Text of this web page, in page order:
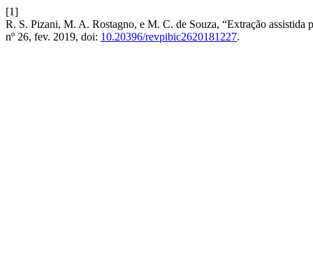
[1]
R. S. Pizani, M. A. Rostagno, e M. C. de Souza, “Extração assistida
nº 26, fev. 2019, doi: 10.20396/revpibic2620181227.